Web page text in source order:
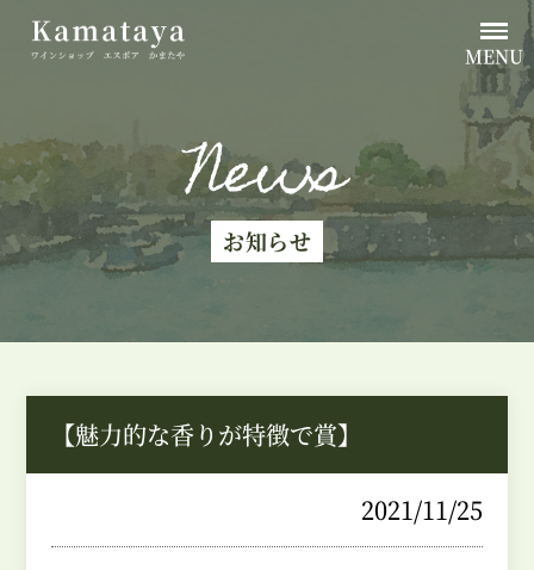
MENU
News
お知らせ
【魅力的な香りが特徴で賞】
2021/11/25